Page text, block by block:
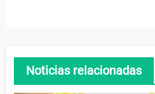
Noticias relacionadas